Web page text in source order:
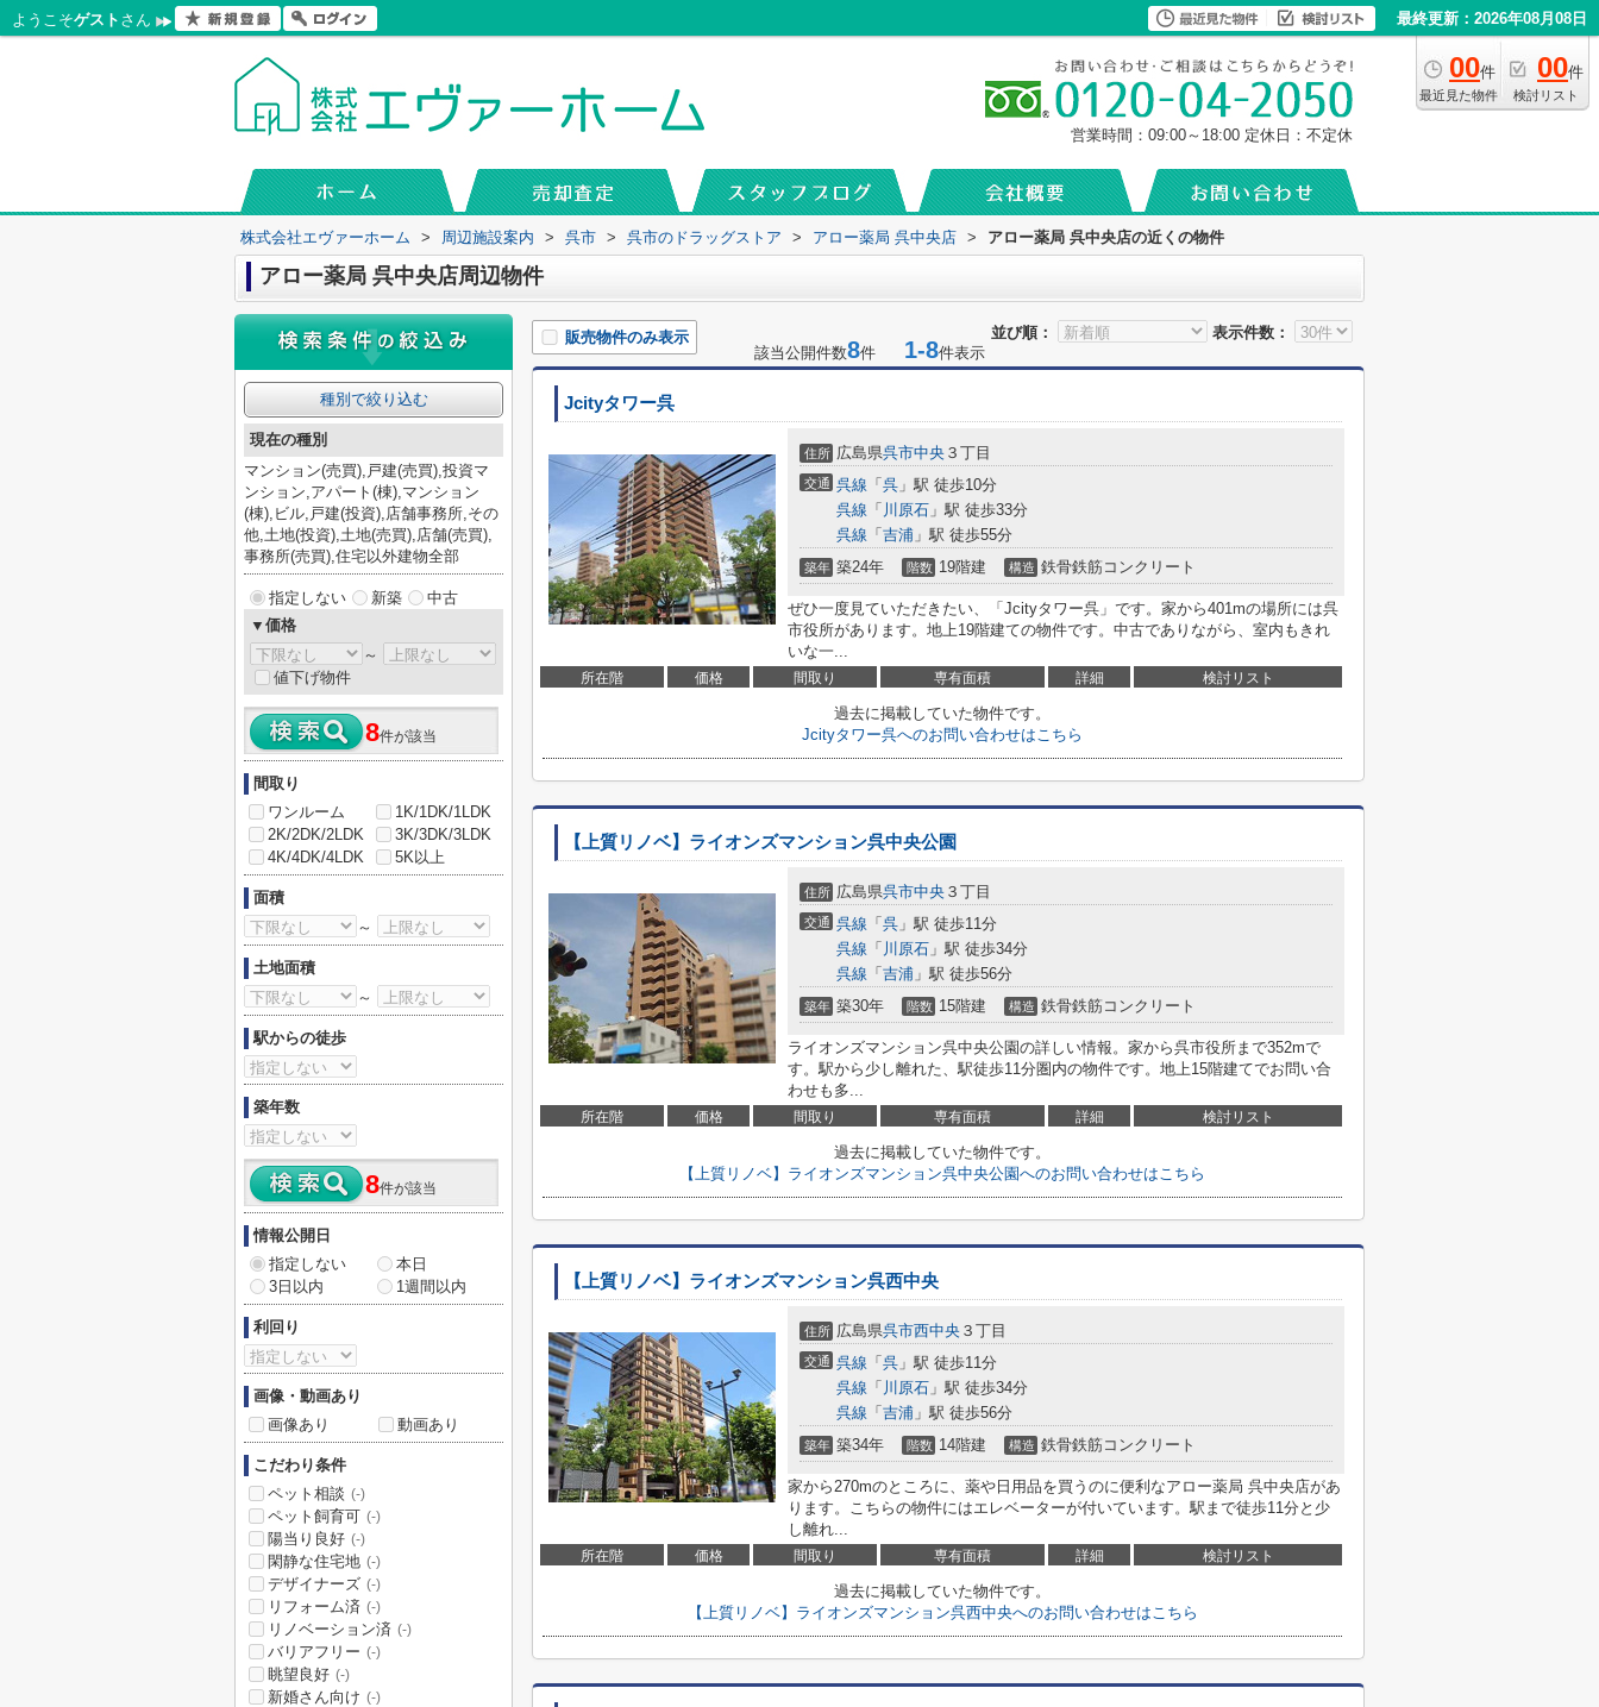
ようこそゲスト さん 最終更新：2026年08月08日
00件
最近見た物件
00件
検討リスト
営業時間：09:00～18:00 定休日：不定休
株式会社エヴァーホーム > 周辺施設案内 > 呉市 > 呉市のドラッグストア > アロー薬局 呉中央店 > アロー薬局 呉中央店の近くの物件
アロー薬局 呉中央店周辺物件
並び順： 表示件数：
販売物件のみ表示
該当公開件数8件 1-8件表示
Jcityタワー呉
住所 広島県呉市中央 ３丁目
交通 呉線 「 呉 」駅 徒歩10分
呉線 「 川原石 」駅 徒歩33分
呉線 「 吉浦 」駅 徒歩55分
築年 築24年 階数 19階建 構造 鉄骨鉄筋コンクリート
ぜひ一度見ていただきたい、「Jcityタワー呉」です。家から401mの場所には呉
市役所があります。地上19階建ての物件です。中古でありながら、室内もきれ
いな一...
所在階 価格 間取り 専有面積 詳細 検討リスト
過去に掲載していた物件です。
Jcityタワー呉へのお問い合わせはこちら
【上質リノベ】ライオンズマンション呉中央公園
住所 広島県呉市中央 ３丁目
交通 呉線 「 呉 」駅 徒歩11分
呉線 「 川原石 」駅 徒歩34分
呉線 「 吉浦 」駅 徒歩56分
築年 築30年 階数 15階建 構造 鉄骨鉄筋コンクリート
ライオンズマンション呉中央公園の詳しい情報。家から呉市役所まで352mで
す。駅から少し離れた、駅徒歩11分圏内の物件です。地上15階建てでお問い合
わせも多...
所在階 価格 間取り 専有面積 詳細 検討リスト
過去に掲載していた物件です。
【上質リノベ】ライオンズマンション呉中央公園へのお問い合わせはこちら
【上質リノベ】ライオンズマンション呉西中央
住所 広島県呉市西中央 ３丁目
交通 呉線 「 呉 」駅 徒歩11分
呉線 「 川原石 」駅 徒歩34分
呉線 「 吉浦 」駅 徒歩56分
築年 築34年 階数 14階建 構造 鉄骨鉄筋コンクリート
家から270mのところに、薬や日用品を買うのに便利なアロー薬局 呉中央店があ
ります。こちらの物件にはエレベーターが付いています。駅まで徒歩11分と少
し離れ...
所在階 価格 間取り 専有面積 詳細 検討リスト
過去に掲載していた物件です。
【上質リノベ】ライオンズマンション呉西中央へのお問い合わせはこちら
種別で絞り込む
現在の種別
マンション(売買),戸建(売買),投資マ
ンション,アパート(棟),マンション
(棟),ビル,戸建(投資),店舗事務所,その
他,土地(投資),土地(売買),店舗(売買),
事務所(売買),住宅以外建物全部
指定しない 新築
中古
▼価格
～
値下げ物件
8件が該当
間取り
ワンルーム
1K/1DK/1LDK
2K/2DK/2LDK
3K/3DK/3LDK
4K/4DK/4LDK
5K以上
面積
～
土地面積
～
駅からの徒歩
築年数
8件が該当
情報公開日
指定しない
本日
3日以内
1週間以内
利回り
画像・動画あり
画像あり
動画あり
こだわり条件
ペット相談 (-)
ペット飼育可 (-)
陽当り良好 (-)
閑静な住宅地 (-)
デザイナーズ (-)
リフォーム済 (-)
リノベーション済 (-)
バリアフリー (-)
眺望良好 (-)
新婚さん向け (-)